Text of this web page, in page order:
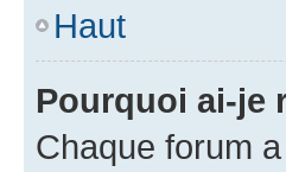
Haut
Pourquoi ai-je
Chaque forum